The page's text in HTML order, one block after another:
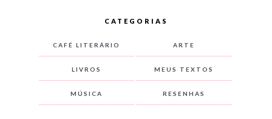
CATEGORIAS
CAFÉ LITERÁRIO ARTE
LIVROS MEUS TEXTOS
MÚSICA RESENHAS